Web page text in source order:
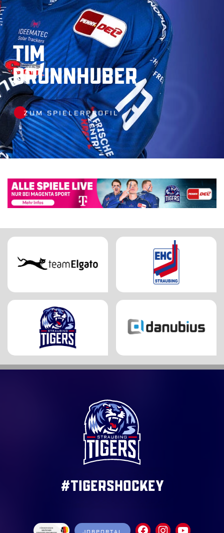
TIM
BRUNNHUBER
#19
ZUM SPIELERPROFIL
#TigersHockey
JOBPORTAL